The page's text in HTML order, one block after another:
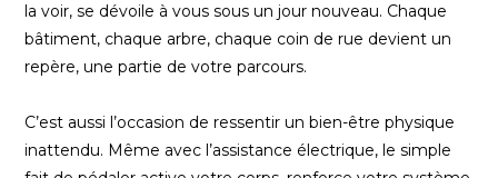
la voir, se dévoile à vous sous un jour nouveau. Chaque
bâtiment, chaque arbre, chaque coin de rue devient un
repère, une partie de votre parcours.
C’est aussi l’occasion de ressentir un bien-être physique
inattendu. Même avec l’assistance électrique, le simple